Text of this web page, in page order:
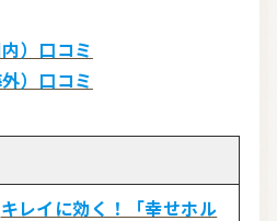
内）口コミ
外）口コミ
キレイに効く！「幸せホル